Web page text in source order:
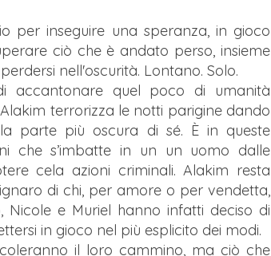
per inseguire una speranza, in gioco
ciò che è andato perso, insieme
nell'oscurità. Lontano. Solo.
accantonare quel poco di umanità
terrorizza le notti parigine dando
parte più oscura di sé. È in queste
che s’imbatte in un un uomo dalle
cela azioni criminali. Alakim resta
di chi, per amore o per vendetta,
Nicole e Muriel hanno infatti deciso di
in gioco nel più esplicito dei modi.
il loro cammino, ma ciò che